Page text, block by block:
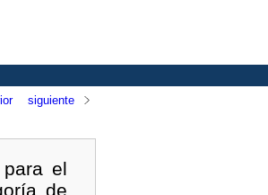
siguiente
el
de